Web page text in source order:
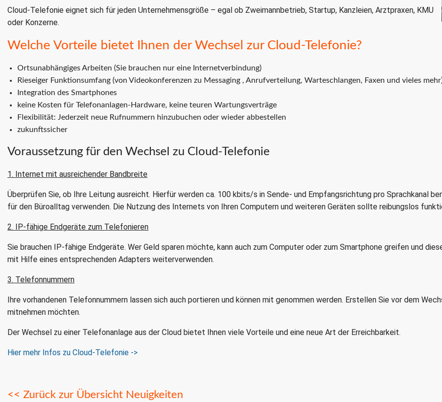
Cloud-Telefonie eignet sich für jeden Unternehmensgröße – egal ob Zweimannbetrieb, Startup, Kanzleien, Arztpraxen, KMU
oder Konzerne.
Welche Vorteile bietet Ihnen der Wechsel zur Cloud-Telefonie?
Ortsunabhängiges Arbeiten (Sie brauchen nur eine Internetverbindung)
Rieseiger Funktionsumfang (von Videokonferenzen zu Messaging , Anrufverteilung, Warteschlangen, Faxen und vieles
Integration des Smartphones
keine Kosten für Telefonanlagen-Hardware, keine teuren Wartungsverträge
Flexibilität: Jederzeit neue Rufnummern hinzubuchen oder wieder abbestellen
zukunftssicher
Voraussetzung für den Wechsel zu Cloud-Telefonie
1. Internet mit ausreichender Bandbreite
Überprüfen Sie, ob Ihre Leitung ausreicht. Hierfür werden ca. 100 kbits/s in Sende- und Empfangsrichtung pro Sprachkanal
für den Büroalltag verwenden. Die Nutzung des Internets von Ihren Computern und weiteren Geräten sollte reibungslos
2. IP-fähige Endgeräte zum Telefonieren
Sie brauchen IP-fähige Endgeräte. Wer Geld sparen möchte, kann auch zum Computer oder zum Smartphone greifen und
mit Hilfe eines entsprechenden Adapters weiterverwenden.
3. Telefonnummern
Ihre vorhandenen Telefonnummern lassen sich auch portieren und können mit genommen werden. Erstellen Sie vor dem
mitnehmen möchten.
Der Wechsel zu einer Telefonanlage aus der Cloud bietet Ihnen viele Vorteile und eine neue Art der Erreichbarkeit.
Hier mehr Infos zu Cloud-Telefonie ->
<< Zurück zur Übersicht Neuigkeiten